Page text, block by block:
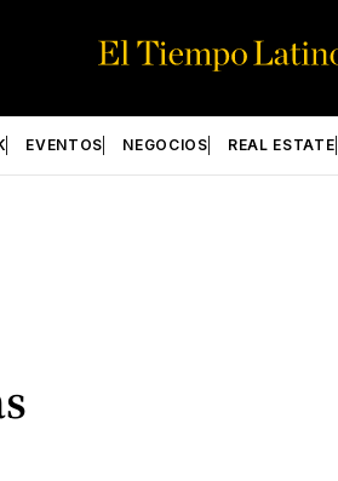
EVENTOS NEGOCIOS REAL ESTATE